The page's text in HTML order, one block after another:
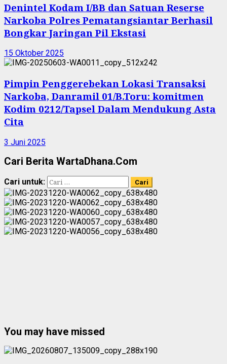
Denintel Kodam I/BB dan Satuan Reserse
Narkoba Polres Pematangsiantar Berhasil
Bongkar Jaringan Pil Ekstasi
15 Oktober 2025
Pimpin Penggerebekan Lokasi Transaksi
Narkoba, Danramil 01/B.Toru: komitmen
Kodim 0212/Tapsel Dalam Mendukung Asta
Cita
3 Juni 2025
Cari Berita WartaDhana.Com
Cari untuk:
You may have missed